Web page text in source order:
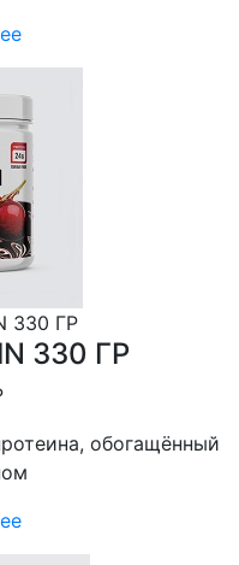
330 ГР
330 ГР
обогащённый